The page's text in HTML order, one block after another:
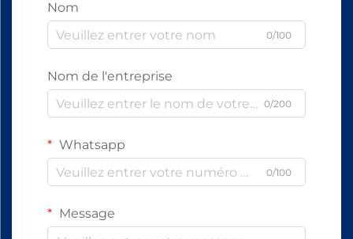
Nom
0/100
Nom de l'entreprise
0/200
Whatsapp
0/100
Message